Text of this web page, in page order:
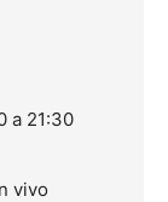
a 21:30
vivo